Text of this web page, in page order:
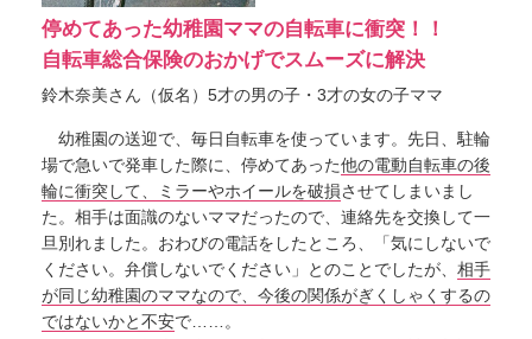
停めてあった幼稚園ママの自転車に衝突！！
自転車総合保険のおかげでスムーズに解決
鈴木奈美さん（仮名）5才の男の子・3才の女の子ママ
幼稚園の送迎で、毎日自転車を使っています。先日、駐輪
場で急いで発車した際に、停めてあった他の電動自転車の後
輪に衝突して、ミラーやホイールを破損させてしまいまし
た。相手は面識のないママだったので、連絡先を交換して一
旦別れました。おわびの電話をしたところ、「気にしないで
ください。弁償しないでください」とのことでしたが、 相手
が同じ幼稚園のママなので、今後の関係がぎくしゃくするの
ではないかと不安で……。